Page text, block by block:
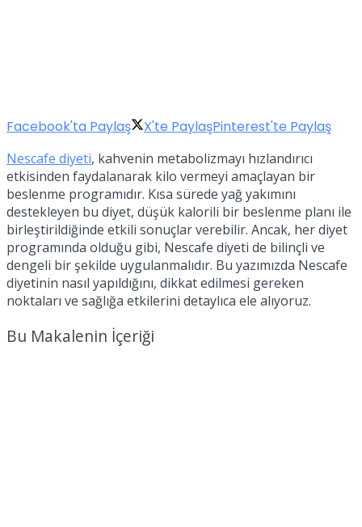
Facebook'ta Paylaş X'te PaylaşPinterest'te Paylaş
Nescafe diyeti, kahvenin metabolizmayı hızlandırıcı
etkisinden faydalanarak kilo vermeyi amaçlayan bir
beslenme programıdır. Kısa sürede yağ yakımını
destekleyen bu diyet, düşük kalorili bir beslenme planı ile
birleştirildiğinde etkili sonuçlar verebilir. Ancak, her diyet
programında olduğu gibi, Nescafe diyeti de bilinçli ve
dengeli bir şekilde uygulanmalıdır. Bu yazımızda Nescafe
diyetinin nasıl yapıldığını, dikkat edilmesi gereken
noktaları ve sağlığa etkilerini detaylıca ele alıyoruz.
Bu Makalenin İçeriği